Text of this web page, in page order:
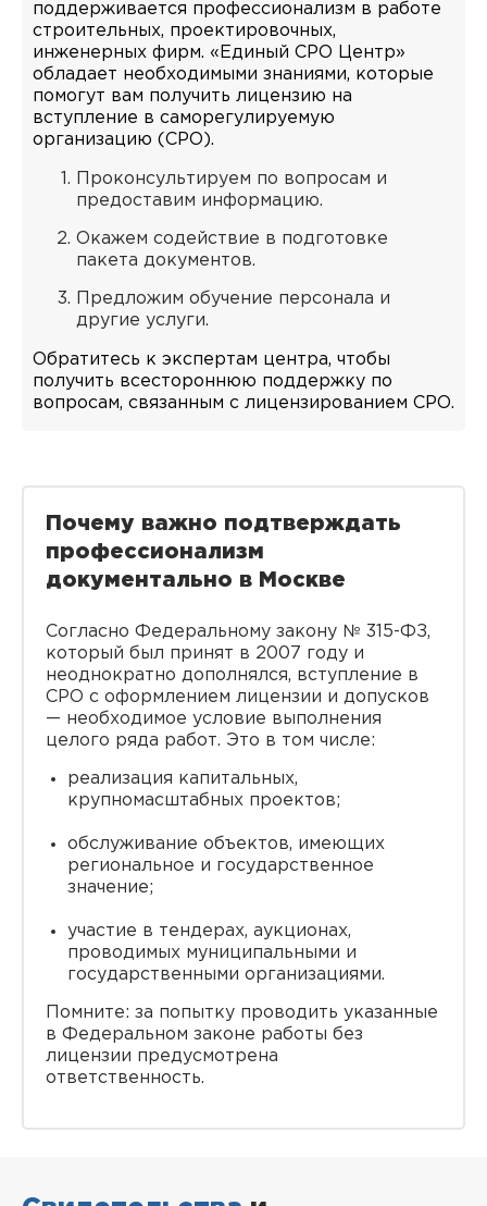
поддерживается профессионализм в работе
строительных, проектировочных,
инженерных фирм. «Единый СРО Центр»
обладает необходимыми знаниями, которые
помогут вам получить лицензию на
вступление в саморегулируемую
организацию (СРО).
Проконсультируем по вопросам и
предоставим информацию.
Окажем содействие в подготовке
пакета документов.
Предложим обучение персонала и
другие услуги.
Обратитесь к экспертам центра, чтобы
получить всестороннюю поддержку по
вопросам, связанным с лицензированием СРО.
Почему важно подтверждать
профессионализм
документально в Москве
Согласно Федеральному закону № 315-ФЗ,
который был принят в 2007 году и
неоднократно дополнялся, вступление в
СРО с оформлением лицензии и допусков
— необходимое условие выполнения
целого ряда работ. Это в том числе:
реализация капитальных,
крупномасштабных проектов;
обслуживание объектов, имеющих
региональное и государственное
значение;
участие в тендерах, аукционах,
проводимых муниципальными и
государственными организациями.
Помните: за попытку проводить указанные
в Федеральном законе работы без
лицензии предусмотрена
ответственность.